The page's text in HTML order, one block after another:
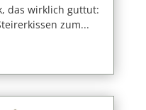
das wirklich guttut:
zum...